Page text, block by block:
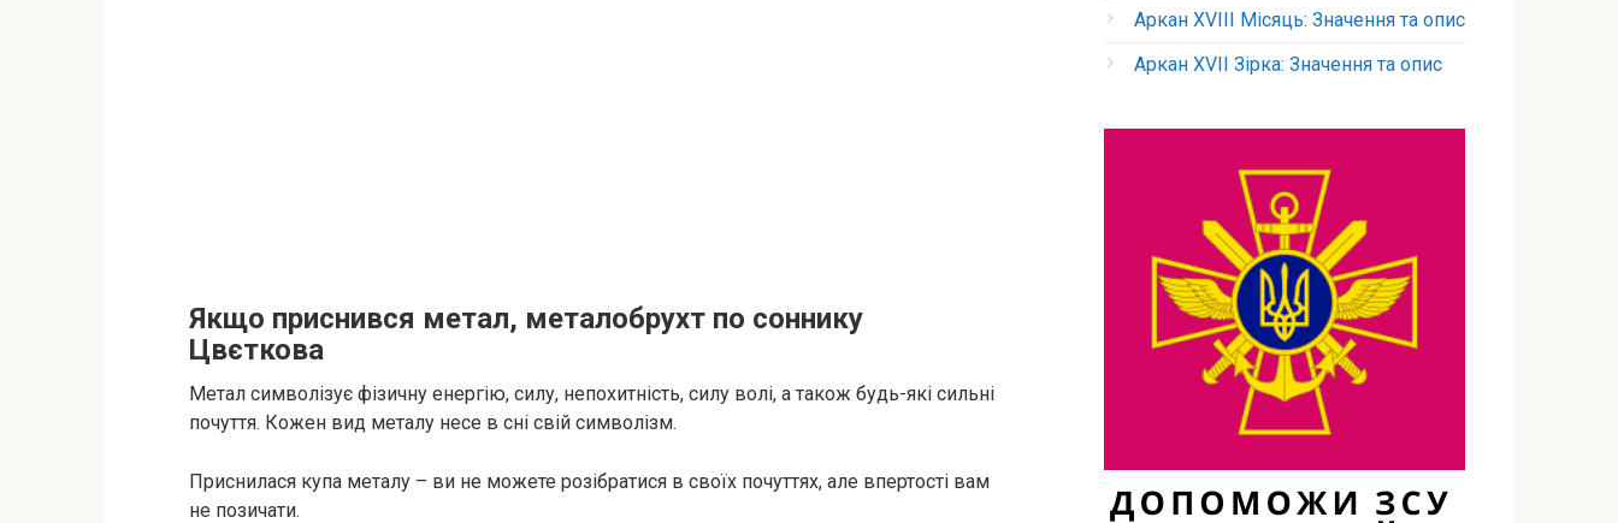
Якщо приснився метал, металобрухт по соннику
Цвєткова
Метал символізує фізичну енергію, силу, непохитність, силу волі, а також будь-які сильні
почуття. Кожен вид металу несе в сні свій символізм.
Приснилася купа металу – ви не можете розібратися в своїх почуттях, але впертості вам
не позичати.
Аркан XVIII Місяць: Значення та опис
Аркан XVII Зірка: Значення та опис